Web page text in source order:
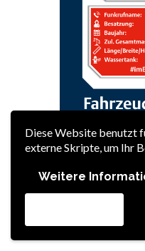
Diese Website benutzt
externe Skripte, um Ihr
Weitere